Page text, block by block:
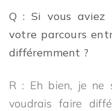
Q : Si vous aviez
votre parcours
différemment ?
R : Eh bien, je ne
voudrais faire